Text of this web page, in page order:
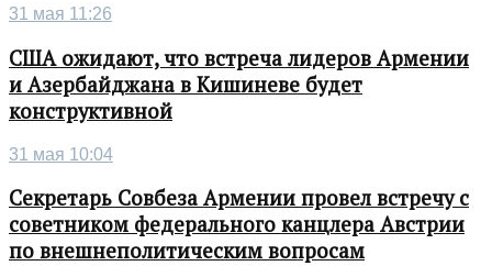
31 мая 11:26
США ожидают, что встреча лидеров Армении
и Азербайджана в Кишиневе будет
конструктивной
31 мая 10:04
Секретарь Совбеза Армении провел встречу с
советником федерального канцлера Австрии
по внешнеполитическим вопросам